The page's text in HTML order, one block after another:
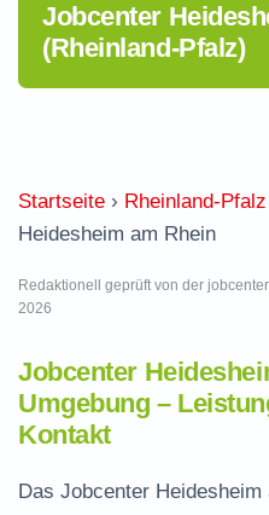
Jobcenter
(Rheinland-Pfalz)
Startseite › Rheinland-Pfalz
Heidesheim am Rhein
Redaktionell geprüft von der
2026
Jobcenter
Umgebung –
Kontakt
Das Jobcenter